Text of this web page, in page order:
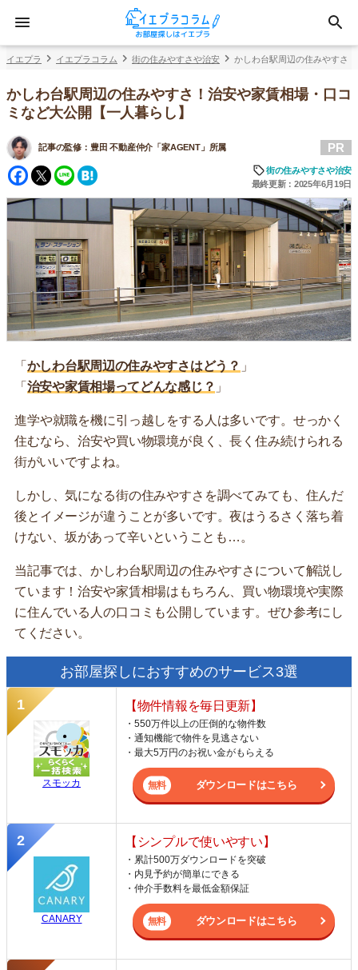
イエプラ イエプラコラム 街の住みやすさや治安 かしわ台駅周辺の住みやすさ
かしわ台駅周辺の住みやすさ！治安や家賃相場・口コ
ミなど大公開【一人暮らし】
記事の監修： 豊田 不動産仲介「家AGENT」所属
Facebook
Twitter
Line
PR
街の住みやすさや治安
最終更新：2025年6月19日
「 かしわ台駅周辺の住みやすさはどう？ 」
「 治安や家賃相場ってどんな感じ？ 」
進学や就職を機に引っ越しをする人は多いです。せっかく
住むなら、治安や買い物環境が良く、長く住み続けられる
街がいいですよね。
しかし、気になる街の住みやすさを調べてみても、住んだ
後とイメージが違うことが多いです。夜はうるさく落ち着
けない、坂があって辛いということも…。
当記事では、かしわ台駅周辺の住みやすさについて解説し
ています！治安や家賃相場はもちろん、買い物環境や実際
に住んでいる人の口コミも公開しています。ぜひ参考にし
てください。
お部屋探しにおすすめのサービス3選
スモッカ
【物件情報を毎日更新】
・550万件以上の圧倒的な物件数
・通知機能で物件を見逃さない
・最大5万円のお祝い金がもらえる
ダウンロードはこちら
CANARY
【シンプルで使いやすい】
・累計500万ダウンロードを突破
・内見予約が簡単にできる
・仲介手数料を最低金額保証
ダウンロードはこちら